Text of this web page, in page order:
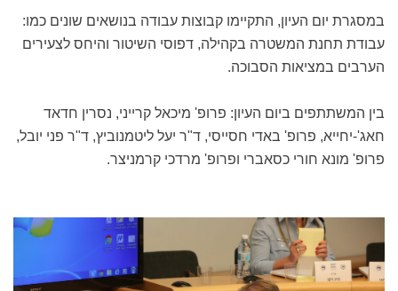
במסגרת יום העיון, התקיימו קבוצות עבודה בנושאים שונים כמו:
עבודת תחנת המשטרה בקהילה, דפוסי השיטור והיחס לצעירים
הערבים במציאות הסבוכה.
בין המשתתפים ביום העיון: פרופ' מיכאל קרייני, נסרין חדאד
חאג'-יחייא, פרופ' באדי חסייסי, ד"ר יעל ליטמנוביץ, ד"ר פני יובל,
פרופ' מונא חורי כסאברי ופרופ' מרדכי קרמניצר.